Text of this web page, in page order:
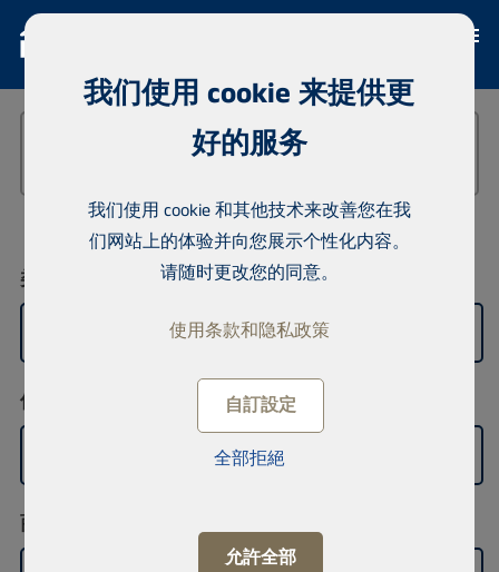
类型
位置
商业空间的类型
我们使用 cookie 来提供更
好的服务
我们使用 cookie 和其他技术来改善您在我
们网站上的体验并向您展示个性化内容。
请随时更改您的同意。
使用条款和隐私政策
自訂設定
全部拒絕
允許全部